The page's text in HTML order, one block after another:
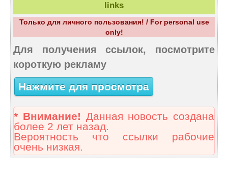
links
Только для личного пользования! / For personal use
only!
Для получения ссылок, посмотрите
короткую рекламу
Нажмите для просмотра
* Внимание! Данная новость создана
более 2 лет назад.
Вероятность что ссылки рабочие
очень низкая.